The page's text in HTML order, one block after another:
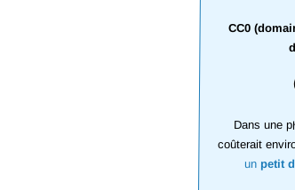
CC0
Dans une
coûterait
un petit